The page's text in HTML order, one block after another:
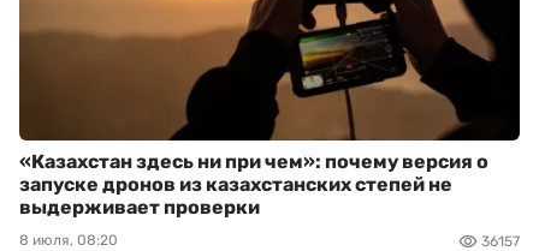
«Казахстан здесь ни при чем»: почему версия о
запуске дронов из казахстанских степей не
выдерживает проверки
8 июля, 08:20 36157